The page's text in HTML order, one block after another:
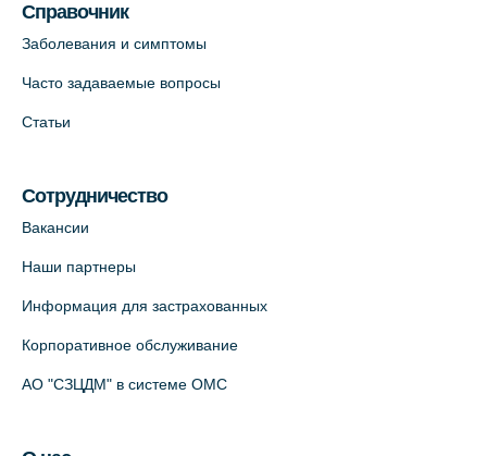
+7 (812) 660-73-69
На карте
На карте
Лабораторный терминал на
партнёр)
+7 (812) 498-10-30
Справочник
Заболевания и симптомы
Часто задаваемые вопросы
Статьи
Сотрудничество
Вакансии
Наши партнеры
Информация для застрахованных
Корпоративное обслуживание
АО "СЗЦДМ" в системе ОМС